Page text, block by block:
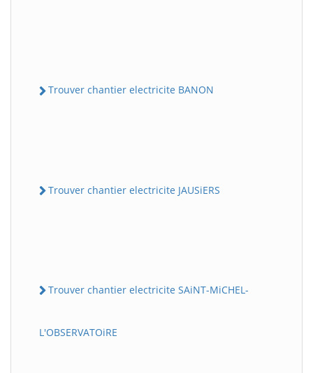
Trouver chantier electricite BANON
Trouver chantier electricite JAUSiERS
Trouver chantier electricite SAiNT-MiCHEL-
L'OBSERVATOiRE